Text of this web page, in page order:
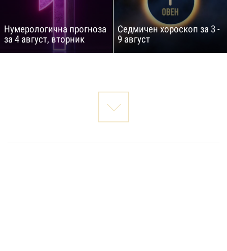
Нумерологична прогноза
за 4 август, вторник
Седмичен хороскоп за 3 -
9 август